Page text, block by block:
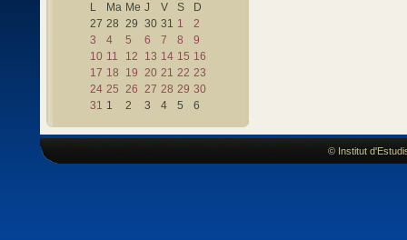
L
Ma Me J V S
D
27 28 29 30 31 1
2
3
4 5 6 7 8
9
10 11 12 13 14 15 16
17 18 19 20 21 22 23
24 25 26 27 28 29 30
31 1 2 3 4 5 6
© Institut